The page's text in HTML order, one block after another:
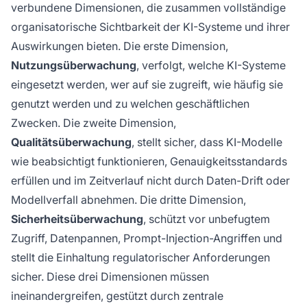
verbundene Dimensionen, die zusammen vollständige
organisatorische Sichtbarkeit der KI-Systeme und ihrer
Auswirkungen bieten. Die erste Dimension,
Nutzungsüberwachung, verfolgt, welche KI-Systeme
eingesetzt werden, wer auf sie zugreift, wie häufig sie
genutzt werden und zu welchen geschäftlichen
Zwecken. Die zweite Dimension,
Qualitätsüberwachung, stellt sicher, dass KI-Modelle
wie beabsichtigt funktionieren, Genauigkeitsstandards
erfüllen und im Zeitverlauf nicht durch Daten-Drift oder
Modellverfall abnehmen. Die dritte Dimension,
Sicherheitsüberwachung, schützt vor unbefugtem
Zugriff, Datenpannen, Prompt-Injection-Angriffen und
stellt die Einhaltung regulatorischer Anforderungen
sicher. Diese drei Dimensionen müssen
ineinandergreifen, gestützt durch zentrale